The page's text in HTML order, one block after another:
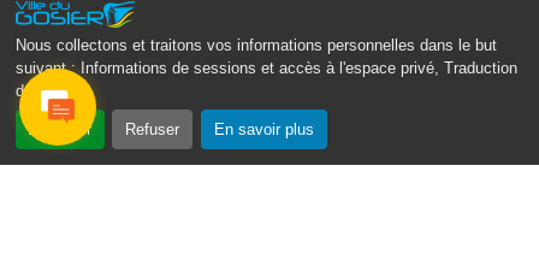
Nous collectons et traitons vos informations personnelles dans le but
suivant :
Informations de sessions et accès à l'espace privé, Traduction
des pages .
Accepter Refuser En savoir plus
Suivez-nous